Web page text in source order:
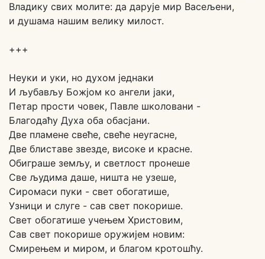
Владику свих молите: да дарује мир Васељени,
и душама нашим велику милост.
+++
Неуки и уки, но духом једнаки
И љубављу Божјом ко ангели јаки,
Петар прости човек, Павле школовани -
Благодаћу Духа оба обасјани.
Две пламене свеће, свеће неугасне,
Две блиставе звезде, високе и красне.
Обиграше земљу, и светлост пронеше
Све људима даше, ништа не узеше,
Сиромаси пуки - свет обогатише,
Узници и слуге - сав свет покорише.
Свет обогатише учењем Христовим,
Сав свет покорише оружијем новим:
Смирењем и миром, и благом кротошћу.